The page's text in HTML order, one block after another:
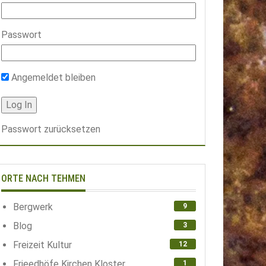
Passwort
Angemeldet bleiben
Passwort zurücksetzen
ORTE NACH TEHMEN
Bergwerk 9
Blog 3
Freizeit Kultur 12
1